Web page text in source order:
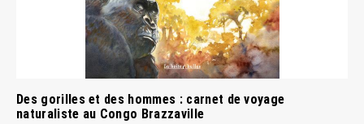
Des gorilles et des hommes : carnet de voyage
naturaliste au Congo Brazzaville